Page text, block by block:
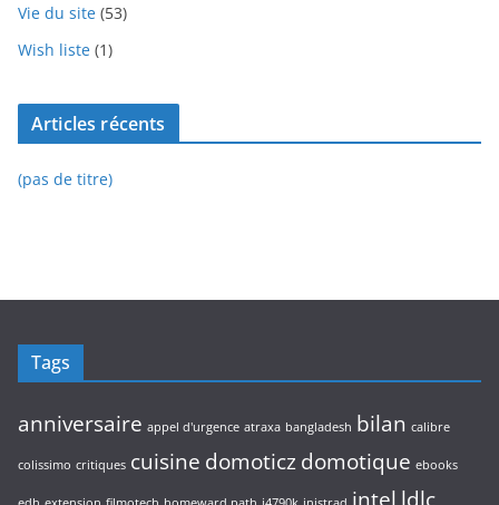
Vie du site (53)
Wish liste (1)
Articles récents
(pas de titre)
Tags
anniversaire appel d'urgence atraxa bangladesh bilan calibre
colissimo critiques cuisine domoticzdomotique ebooks